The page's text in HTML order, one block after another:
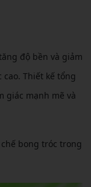
độ bền và giảm
Thiết kế tổng
giác mạnh mẽ và
bong tróc trong